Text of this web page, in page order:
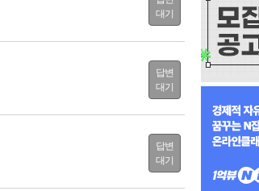
대기
답변
대기
답변
대기